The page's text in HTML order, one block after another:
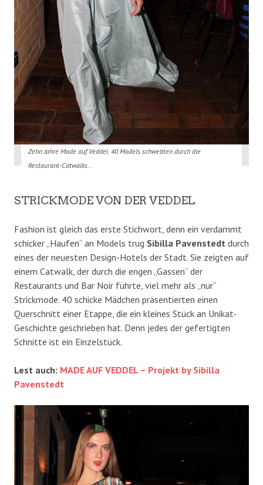
Zehn Jahre Made auf Veddel. 40 Models schwebten durch die
Restaurant-Catwalks…
STRICKMODE VON DER VEDDEL
Fashion ist gleich das erste Stichwort, denn ein verdammt
schicker „Haufen“ an Models trug Sibilla Pavenstedt durch
eines der neuesten Design-Hotels der Stadt. Sie zeigten auf
einem Catwalk, der durch die engen „Gassen“ der
Restaurants und Bar Noir führte, viel mehr als „nur“
Strickmode. 40 schicke Mädchen präsentierten einen
Querschnitt einer Etappe, die ein kleines Stück an Unikat-
Geschichte geschrieben hat. Denn jedes der gefertigten
Schnitte ist ein Einzelstück.
Lest auch: MADE AUF VEDDEL – Projekt by Sibilla
Pavenstedt